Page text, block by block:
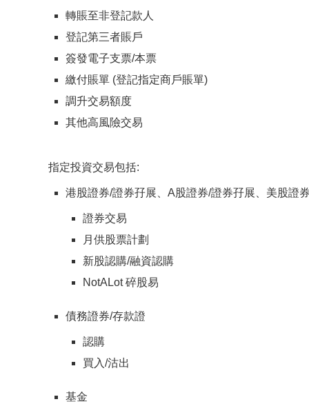
轉賬至非登記款人
登記第三者賬戶
簽發電子支票/本票
繳付賬單 (登記指定商戶賬單)
調升交易額度
其他高風險交易
指定投資交易包括:
港股證券/證券孖展、A股證券/證券孖展、美股證
證券交易
月供股票計劃
新股認購/融資認購
NotALot 碎股易
債務證券/存款證
認購
買入/沽出
基金